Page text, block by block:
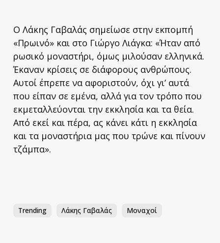
Ο Λάκης Γαβαλάς σημείωσε στην εκπομπή
«Πρωινό» και στο Γιώργο Λιάγκα: «Ήταν από
ρωσικό μοναστήρι, όμως μιλούσαν ελληνικά.
Έκαναν κρίσεις σε διάφορους ανθρώπους.
Αυτοί έπρεπε να αφοριστούν, όχι γι’ αυτά
που είπαν σε εμένα, αλλά για τον τρόπο που
εκμεταλλεύονται την εκκλησία και τα θεία.
Από εκεί και πέρα, ας κάνει κάτι η εκκλησία
και τα μοναστήρια μας που τρώνε και πίνουν
τζάμπα».
Trending Λάκης Γαβαλάς Μοναχοί